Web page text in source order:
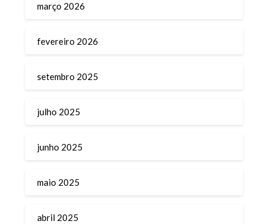
março 2026
fevereiro 2026
setembro 2025
julho 2025
junho 2025
maio 2025
abril 2025